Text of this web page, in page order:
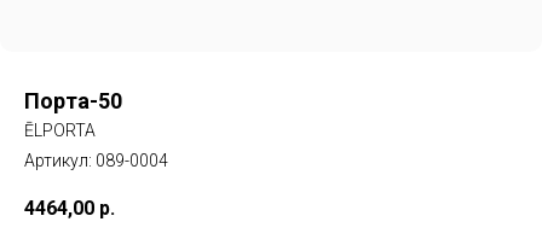
Порта-50
ĒLPORTA
Артикул: 089-0004
4464,00 р.